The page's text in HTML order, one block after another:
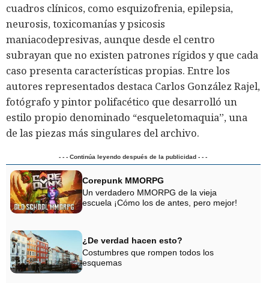
cuadros clínicos, como esquizofrenia, epilepsia,
neurosis, toxicomanías y psicosis
maniacodepresivas, aunque desde el centro
subrayan que no existen patrones rígidos y que cada
caso presenta características propias. Entre los
autores representados destaca Carlos González Rajel,
fotógrafo y pintor polifacético que desarrolló un
estilo propio denominado “esqueletomaquia”, una
de las piezas más singulares del archivo.
- - - Continúa leyendo después de la publicidad - - -
Corepunk MMORPG
Un verdadero MMORPG de la vieja
escuela ¡Cómo los de antes, pero mejor!
¿De verdad hacen esto?
Costumbres que rompen todos los
esquemas